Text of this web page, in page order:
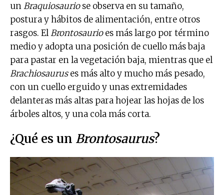
unBraquiosauriose observa en su tamaño,
postura y hábitos de alimentación, entre otros
rasgos. ElBrontosaurioes más largo por término
medio y adopta una posición de cuello más baja
para pastar en la vegetación baja, mientras que el
Brachiosauruses más alto y mucho más pesado,
con un cuello erguido y unas extremidades
delanteras más altas para hojear las hojas de los
árboles altos, y una cola más corta.
¿Qué es un Brontosaurus?